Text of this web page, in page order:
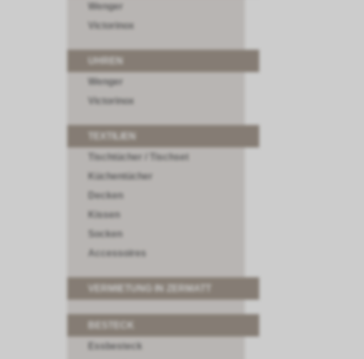
Wenger
Victorinox
Wenger
Victorinox
Tischtücher / Tischset
Küchentücher
Decken
Kissen
Socken
Accessoires
VERMIETUNG IN ZERMATT
Essbesteck